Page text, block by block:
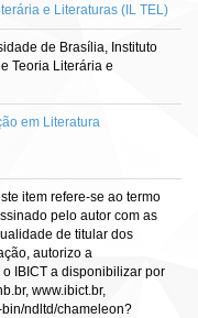
e Literaturas (IL TEL)
de Brasília, Instituto
Teoria Literária e
em Literatura
item refere-se ao termo
pelo autor com as
de titular dos
autorizo a
IBICT a disponibilizar por
www.ibict.br,
ndltd/chameleon?